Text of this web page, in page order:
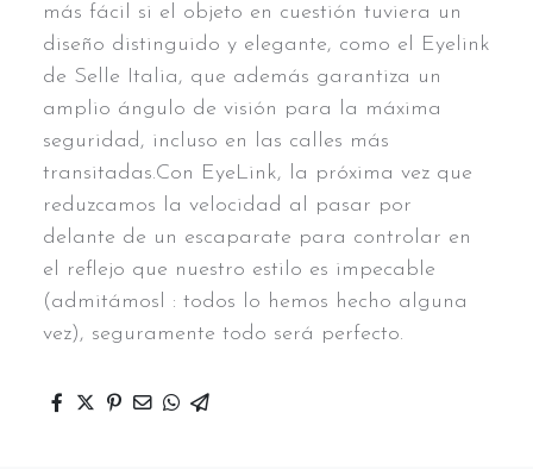
más fácil si el objeto en cuestión tuviera un
diseño distinguido y elegante, como el Eyelink
de Selle Italia, que además garantiza un
amplio ángulo de visión para la máxima
seguridad, incluso en las calles más
transitadas.Con EyeLink, la próxima vez que
reduzcamos la velocidad al pasar por
delante de un escaparate para controlar en
el reflejo que nuestro estilo es impecable
(admitámosl : todos lo hemos hecho alguna
vez), seguramente todo será perfecto.